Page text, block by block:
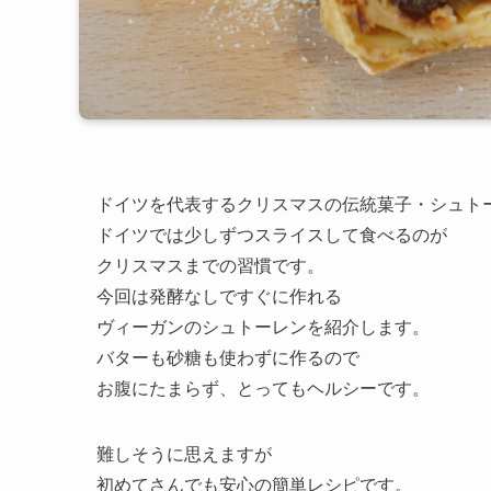
ドイツを代表するクリスマスの伝統菓子・シュト
ドイツでは少しずつスライスして食べるのが
クリスマスまでの習慣です。
今回は発酵なしですぐに作れる
ヴィーガンのシュトーレンを紹介します。
バターも砂糖も使わずに作るので
お腹にたまらず、とってもヘルシーです。
難しそうに思えますが
初めてさんでも安心の簡単レシピです。